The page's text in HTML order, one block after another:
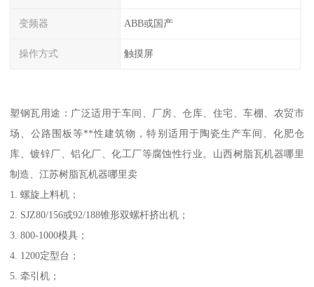
变频器 ABB或国产
操作方式 触摸屏
塑钢瓦用途：广泛适用于车间、厂房、仓库、住宅、车棚、农贸市
场、公路围板等**性建筑物，特别适用于陶瓷生产车间、化肥仓
库、镀锌厂、铝化厂、化工厂等腐蚀性行业。山西树脂瓦机器哪里
制造、江苏树脂瓦机器哪里卖
1. 螺旋上料机；
2. SJZ80/156或92/188锥形双螺杆挤出机；
3. 800-1000模具；
4. 1200定型台；
5. 牵引机；